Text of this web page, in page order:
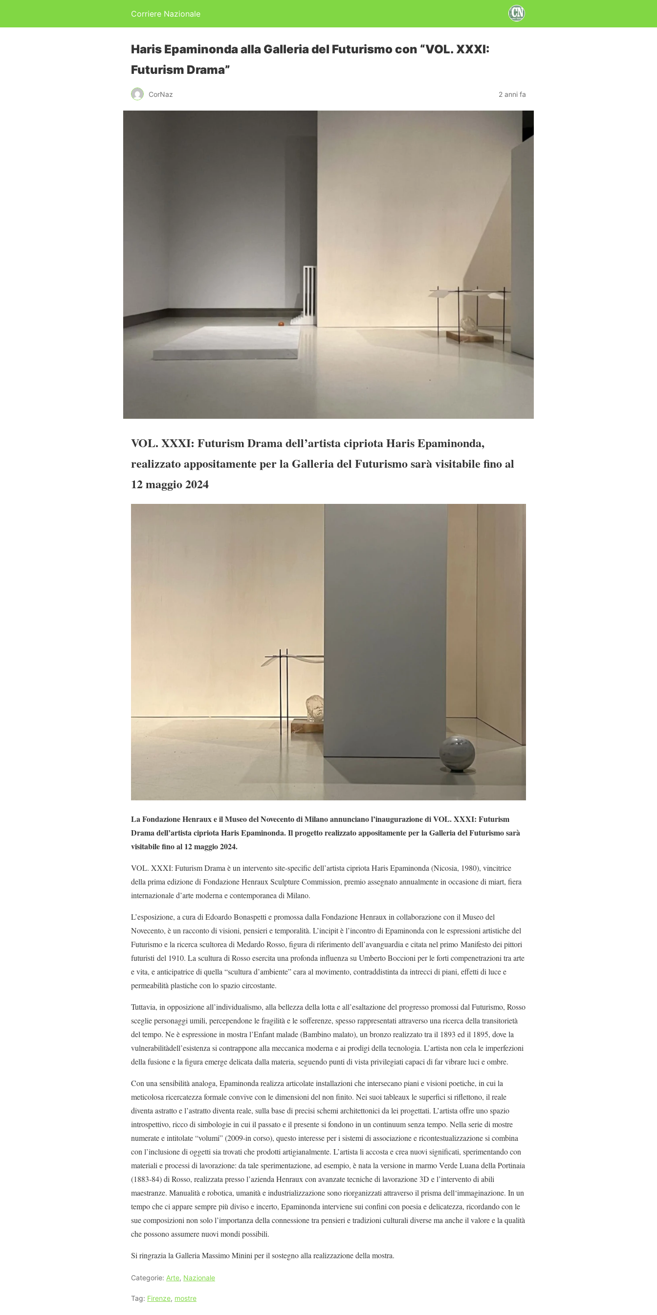
Corriere Nazionale
Haris Epaminonda alla Galleria del Futurismo con “VOL. XXXI:
Futurism Drama”
CorNaz 2 anni fa
VOL. XXXI: Futurism Drama dell’artista cipriota Haris Epaminonda,
realizzato appositamente per la Galleria del Futurismo sarà visitabile fino al
12 maggio 2024
La Fondazione Henraux e il Museo del Novecento di Milano annunciano l’inaugurazione di VOL. XXXI: Futurism
Drama dell’artista cipriota Haris Epaminonda. Il progetto realizzato appositamente per la Galleria del Futurismo sarà
visitabile fino al 12 maggio 2024.
VOL. XXXI: Futurism Drama è un intervento site-specific dell’artista cipriota Haris Epaminonda (Nicosia, 1980), vincitrice
della prima edizione di Fondazione Henraux Sculpture Commission, premio assegnato annualmente in occasione di miart, fiera
internazionale d’arte moderna e contemporanea di Milano.
L’esposizione, a cura di Edoardo Bonaspetti e promossa dalla Fondazione Henraux in collaborazione con il Museo del
Novecento, è un racconto di visioni, pensieri e temporalità. L’incipit è l’incontro di Epaminonda con le espressioni artistiche del
Futurismo e la ricerca scultorea di Medardo Rosso, figura di riferimento dell’avanguardia e citata nel primo Manifesto dei pittori
futuristi del 1910. La scultura di Rosso esercita una profonda influenza su Umberto Boccioni per le forti compenetrazioni tra arte
e vita, e anticipatrice di quella “scultura d’ambiente” cara al movimento, contraddistinta da intrecci di piani, effetti di luce e
permeabilità plastiche con lo spazio circostante.
Tuttavia, in opposizione all’individualismo, alla bellezza della lotta e all’esaltazione del progresso promossi dal Futurismo, Rosso
sceglie personaggi umili, percependone le fragilità e le sofferenze, spesso rappresentati attraverso una ricerca della transitorietà
del tempo. Ne è espressione in mostra l’Enfant malade (Bambino malato), un bronzo realizzato tra il 1893 ed il 1895, dove la
vulnerabilitàdell’esistenza si contrappone alla meccanica moderna e ai prodigi della tecnologia. L’artista non cela le imperfezioni
della fusione e la figura emerge delicata dalla materia, seguendo punti di vista privilegiati capaci di far vibrare luci e ombre.
Con una sensibilità analoga, Epaminonda realizza articolate installazioni che intersecano piani e visioni poetiche, in cui la
meticolosa ricercatezza formale convive con le dimensioni del non finito. Nei suoi tableaux le superfici si riflettono, il reale
diventa astratto e l’astratto diventa reale, sulla base di precisi schemi architettonici da lei progettati. L’artista offre uno spazio
introspettivo, ricco di simbologie in cui il passato e il presente si fondono in un continuum senza tempo. Nella serie di mostre
numerate e intitolate “volumi” (2009-in corso), questo interesse per i sistemi di associazione e ricontestualizzazione si combina
con l’inclusione di oggetti sia trovati che prodotti artigianalmente. L’artista li accosta e crea nuovi significati, sperimentando con
materiali e processi di lavorazione: da tale sperimentazione, ad esempio, è nata la versione in marmo Verde Luana della Portinaia
(1883-84) di Rosso, realizzata presso l’azienda Henraux con avanzate tecniche di lavorazione 3D e l’intervento di abili
maestranze. Manualità e robotica, umanità e industrializzazione sono riorganizzati attraverso il prisma dell‘immaginazione. In un
tempo che ci appare sempre più diviso e incerto, Epaminonda interviene sui confini con poesia e delicatezza, ricordando con le
sue composizioni non solo l’importanza della connessione tra pensieri e tradizioni culturali diverse ma anche il valore e la qualità
che possono assumere nuovi mondi possibili.
Si ringrazia la Galleria Massimo Minini per il sostegno alla realizzazione della mostra.
Categorie: Arte, Nazionale
Tag: Firenze, mostre